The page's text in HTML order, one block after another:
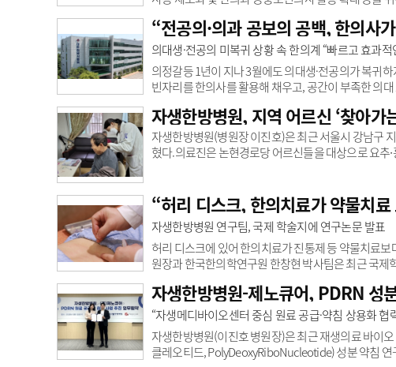
대한한의학회 ▲대한한약협회 ▲한국한약산업협회
▲한국한의산업진흥협회 ▲대한원외탕전협회 ▲대한
체들은 최선을 다해왔지만 한 목소리를 내지 못해 우리
“전공의·의과 공보의 공백, 한의사
의대생·전공의 미복귀 상황 속 한의계 “빠르고 효과
의정갈등 1년이 지나 3월에도 의대생·전공의가 복귀
빈자리를 한의사를 활용해 채우고, 공간이 부족한 의
안을 강구하라”고 요구했다. 한의협은 전공의·의대생
활용해야 한다는 입장을 피력해 왔다. 국회 보건복지
대상자는 1672명으로 지난해의 12%에 그쳤다. 850명
자생한방병원, 지역 어르신 ‘찾아가
자생한방병원(병원장 이진호)은 최근 서울시 강남구
혔다.의료진은 논현경로당 어르신들을 대상으로 요추
의 건강을 책임질 수 있도록 맡은 바 최선을 다하겠다”
약(MOU)을 체결한 바 있다.
“허리 디스크, 한의치료가 약물치
자생한방병원 연구팀, 국제 학술지에 연구논문 발표
허리 디스크에 있어 한의치료가 진통제 등 약물치료
원장과 한국한의학연구원 한창현 박사팀은 최근 국
크에 대한 약물치료와 침치료, 추나요법 등 한의치료
앓고 있고 중증 이상의 허리 통증 및 하지 방사통을 겪
하고, 주 2회씩 8주간 치료..
자생한방병원-제노큐어, PDRN 성
“자생메디바이오센터 중심 원료 공급·약침 상용화 협
자생한방병원(이진호 병원장)은 최근 재생의료 바이
클레오티드, PolyDeoxyRiboNucleotide) 성분 약침